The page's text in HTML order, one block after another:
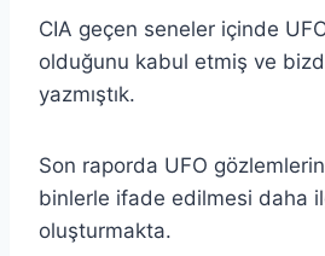
CIA geçen seneler içinde
olduğunu kabul etmiş ve
yazmıştık.
Son raporda UFO
binlerle ifade edilmesi daha
oluşturmakta.